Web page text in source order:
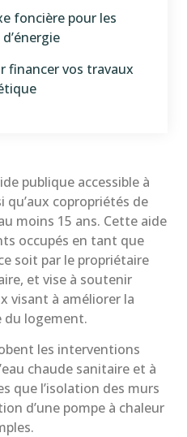
foncière pour les
financer vos travaux
publique accessible à
copropriétés de
moins 15 ans. Cette aide
occupés en tant que
soit par le propriétaire
et vise à soutenir
visant à améliorer la
du logement.
les interventions
chaude sanitaire et à
que l’isolation des murs
d’une pompe à chaleur